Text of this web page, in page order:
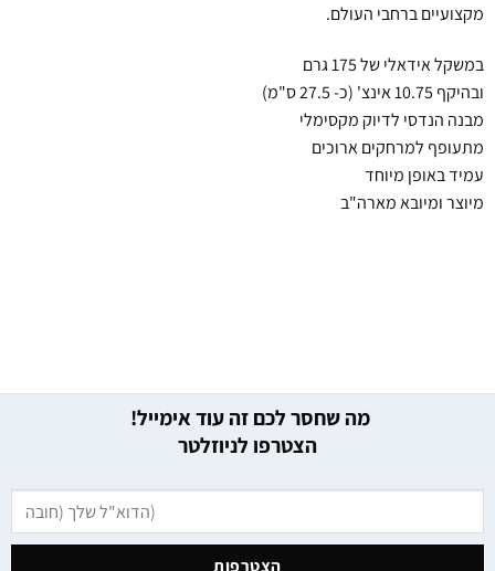
מקצועיים ברחבי העולם.
במשקל אידאלי של 175 גרם
ובהיקף 10.75 אינצ' (כ- 27.5 ס"מ)
מבנה הנדסי לדיוק מקסימלי
מתעופף למרחקים ארוכים
עמיד באופן מיוחד
מיוצר ומיובא מארה"ב
מה שחסר לכם זה עוד אימייל!
הצטרפו לניוזלטר